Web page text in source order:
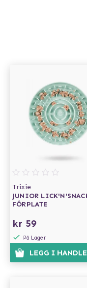
Trixie
JUNIOR
FÔRPLATE
kr 59
På Lager
LEGG I